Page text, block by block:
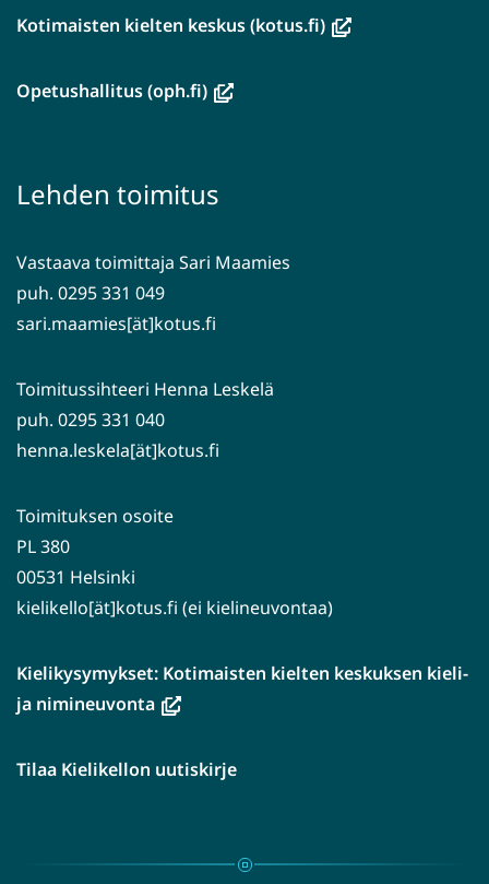
Kotimaisten kielten keskus (kotus.fi)(avautuu
Opetushallitus (oph.fi)(avautuu
toiseen
Lehden toimitus
Vastaava toimittaja Sari Maamies
puh. 0295 331 049
sari.maamies[ät]kotus.fi
Toimitussihteeri Henna Leskelä
puh. 0295 331 040
henna.leskela[ät]kotus.fi
Toimituksen osoite
PL 380
00531 Helsinki
kielikello[ät]kotus.fi (ei kielineuvontaa)
Kielikysymykset: Kotimaisten kielten keskuksen kieli-
ja nimineuvonta(avautuu
ikkunaan,
palveluun)
Tilaa Kielikellon uutiskirje